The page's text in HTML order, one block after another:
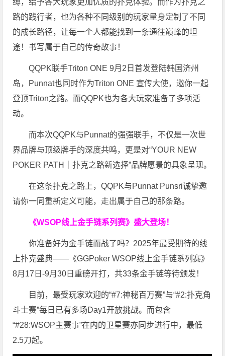
路的践行者，也为各种不同级别的玩家量身定制了不同
的成长路径，让每一个人都能找到一条通往巅峰的坦
途！书写属于自己的传奇故事！
QQPK联手Triton ONE 9月2日首发登陆韩国济州
岛，Punnat也同时作为Triton ONE 宣传大使，邀你一起
登顶Triton之路。而QQPK也为各大玩家准备了多项活
动。
而本次QQPK与Punnat的强强联手，不仅是一次世
界品牌与顶级牌手的深度共鸣，更是对“YOUR NEW
POKER PATH｜扑克之路新选择”品牌愿景的具象呈现。
在这条扑克之路上，QQPK与Punnat Punsri诚挚邀
请你一同重新定义可能，走出属于自己的那条路。
《WSOP线上金手链系列赛》盛大登场！
你准备好为金手链而战了吗？2025年最受期待的线
上扑克盛典——《GGPoker WSOP线上金手链系列赛》
8月17日-9月30日重磅开打，共33条金手链等待颁发！
目前，最受玩家欢迎的“#7:神秘百万赛”与“#2:扑克角
斗士赛”每日已有多场Day1开放挑战。而包含
“#28:WSOP主赛事”在内的卫星赛亦同步进行中，最低
2.5刀起。